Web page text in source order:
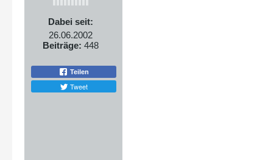
Dabei seit:
26.06.2002
Beiträge: 448
Teilen
Tweet